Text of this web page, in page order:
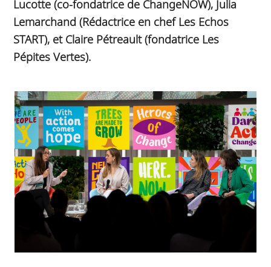
Lucotte (co-fondatrice de ChangeNOW), Julia
Lemarchand (Rédactrice en chef Les Echos
START), et Claire Pétreault (fondatrice Les
Pépites Vertes).